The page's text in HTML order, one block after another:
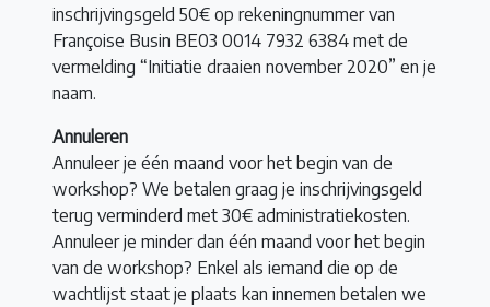
inschrijvingsgeld 50€ op rekeningnummer van
Françoise Busin BE03 0014 7932 6384 met de
vermelding “Initiatie draaien november 2020” en je
naam.
Annuleren
Annuleer je één maand voor het begin van de
workshop? We betalen graag je inschrijvingsgeld
terug verminderd met 30€ administratiekosten.
Annuleer je minder dan één maand voor het begin
van de workshop? Enkel als iemand die op de
wachtlijst staat je plaats kan innemen betalen we